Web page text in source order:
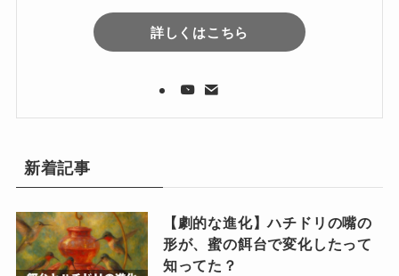
詳しくはこちら
新着記事
【劇的な進化】ハチドリの嘴の
形が、蜜の餌台で変化したって
知ってた？